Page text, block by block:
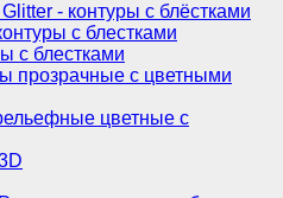
- контуры с блёстками
с блестками
с блестками
прозрачные с цветными
цветные с